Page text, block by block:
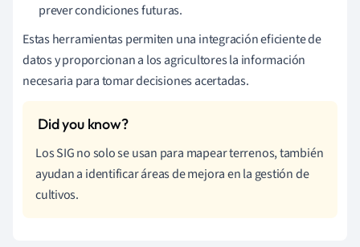
prever condiciones futuras.
Estas herramientas permiten una integración eficiente de
datos y proporcionan a los agricultores la información
necesaria para tomar decisiones acertadas.
Los SIG no solo se usan para mapear terrenos, también
ayudan a identificar áreas de mejora en la gestión de
cultivos.